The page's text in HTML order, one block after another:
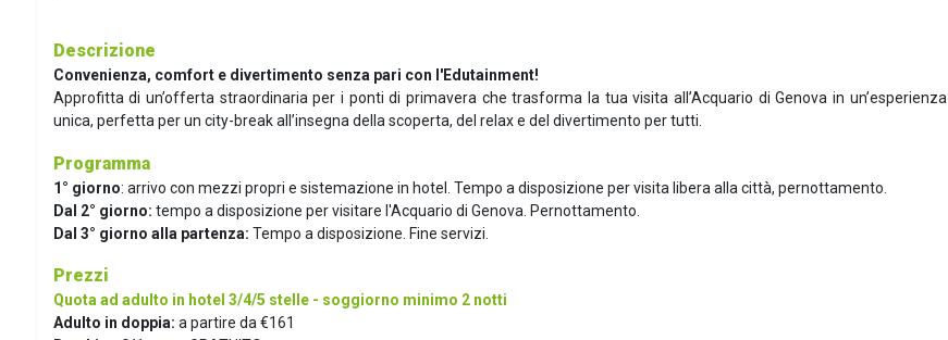
Descrizione
Convenienza, comfort e divertimento senza pari con l'Edutainment!
Approfitta di un’offerta straordinaria per i ponti di primavera che trasforma la tua visita all’Acquario di Genova in un’esperienza
unica, perfetta per un city-break all’insegna della scoperta, del relax e del divertimento per tutti.
Programma
1° giorno: arrivo con mezzi propri e sistemazione in hotel. Tempo a disposizione per visita libera alla città, pernottamento.
Dal 2° giorno: tempo a disposizione per visitare l'Acquario di Genova. Pernottamento.
Dal 3° giorno alla partenza: Tempo a disposizione. Fine servizi.
Prezzi
Quota ad adulto in hotel 3/4/5 stelle - soggiorno minimo 2 notti
Adulto in doppia: a partire da €161